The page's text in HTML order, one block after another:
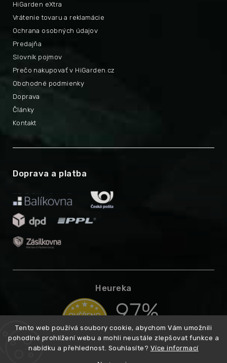
Tento web používá soubory cookie, abychom Vám umožnili
pohodlné prohlížení webu a mohli neustále zlepšovat funkce a
nabídku a přehlednost. Souhlasíte? Více informací
HiGarden eXtra
Prečo nakupovať v HiGarden.cz
Vrátenie tovaru a reklamácie
Obchodné podmienky
Ochrana osobných údajov
Doprava
Predajňa
Články
Slovník pojmov
Kontakt
Doprava a platba
Heureka